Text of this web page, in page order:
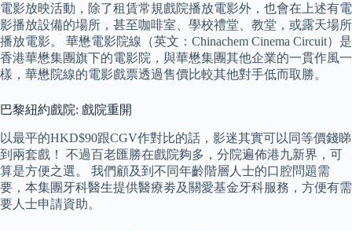
電影放映活動，除了租賃常規戲院播放電影外，也會在上述有電
影播放設備的場所，甚至咖啡室、學校禮堂、教堂，或露天場所
播放電影。 華懋電影院線（英文：Chinachem Cinema Circuit）是
香港華懋集團旗下的電影院，與華懋集團其他企業的一貫作風一
樣，華懋院線的電影戲票透過售價比較其他對手低而取勝。
巴黎紐約戲院: 戲院重開
以最平的HKD$90跟CGV作對比的話，影迷其實可以同等價錢睇
到兩套戲！ 不過百老匯勝在戲院夠多，分院遍佈港九新界，可
算是方便之選。 我們顧及到不同年齡階層人士的口腔問題需
要，本集團牙科醫生提供醫療劵及關愛基金牙科服務，方便有需
要人士申請資助。